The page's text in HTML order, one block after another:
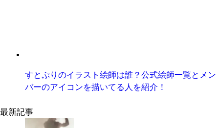
すとぷりのイラスト絵師は誰？公式絵師一覧とメン
バーのアイコンを描いてる人を紹介！
最新記事